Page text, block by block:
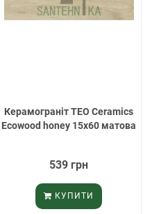
Керамограніт TEO Ceramics
Ecowood honey 15х60 матова
539 грн
КУПИТИ